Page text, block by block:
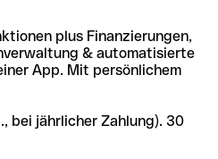
plus Finanzierungen,
& automatisierte
App. Mit persönlichem
bei jährlicher Zahlung). 30